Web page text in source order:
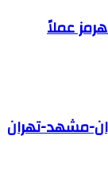
عملاً
مشهد-تهران